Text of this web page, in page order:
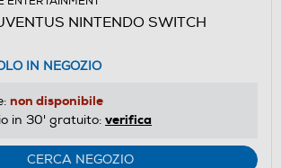
NINTENDO SWITCH
IN NEGOZIO
non disponibile
in 30' gratuito: verifica
CERCA NEGOZIO